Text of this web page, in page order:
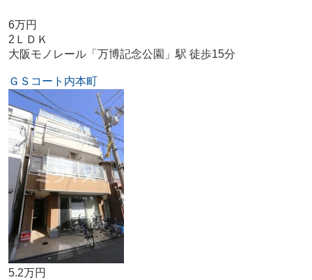
6万円
2ＬＤＫ
大阪モノレール「万博記念公園」駅 徒歩15分
ＧＳコート内本町
5.2万円